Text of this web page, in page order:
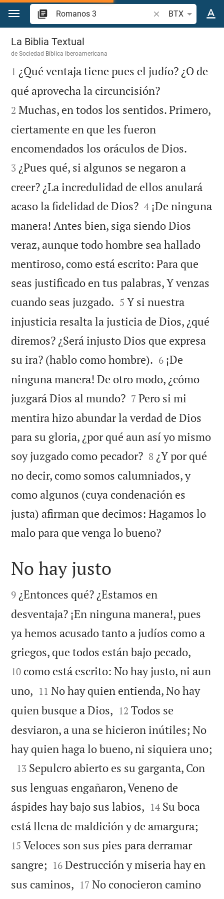
Ir a un contenido
Buscar versículo
BTX
Romanos 3
La Biblia Textual
deSociedad Bíblica Iberoamericana

1 ¿Qué ventaja tiene pues el judío? ¿O de
qué aprovecha la circuncisión?
2 Muchas, en todos los sentidos. Primero,
ciertamente en que les fueron
encomendados los oráculos de Dios.
3 ¿Pues qué, si algunos se negaron a
creer? ¿La incredulidad de ellos anulará
acaso la fidelidad de Dios?
4 ¡De ninguna
manera! Antes bien, siga siendo Dios
veraz, aunque todo hombre sea hallado
mentiroso, como está escrito: Para que
seas justificado en tus palabras, Y venzas
cuando seas juzgado. 

5 Y si nuestra
injusticia resalta la justicia de Dios, ¿qué
diremos? ¿Será injusto Dios que expresa
su ira? (hablo como hombre). 

6 ¡De
ninguna manera! De otro modo, ¿cómo
juzgará Dios al mundo?
7 Pero si mi
mentira hizo abundar la verdad de Dios
para su gloria, ¿por qué aun así yo mismo
soy juzgado como pecador?
8 ¿Y por qué
no decir, como somos calumniados, y
como algunos (cuya condenación es
justa) afirman que decimos: Hagamos lo
malo para que venga lo bueno?

No hay justo

9 ¿Entonces qué? ¿Estamos en
desventaja? ¡En ninguna manera!, pues
ya hemos acusado tanto a judíos como a
griegos, que todos están bajo pecado,
10 como está escrito: No hay justo, ni aun
uno, 

11 No hay quien entienda, No hay
quien busque a Dios, 

12 Todos se
desviaron, a una se hicieron inútiles; No
hay quien haga lo bueno, ni siquiera uno;

13 Sepulcro abierto es su garganta, Con
sus lenguas engañaron, Veneno de
áspides hay bajo sus labios, 

14 Su boca
está llena de maldición y de amargura;
15 Veloces son sus pies para derramar
sangre; 

16 Destrucción y miseria hay en
sus caminos, 

17 No conocieron camino